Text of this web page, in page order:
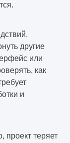
другие
или
как
и
проект теряет